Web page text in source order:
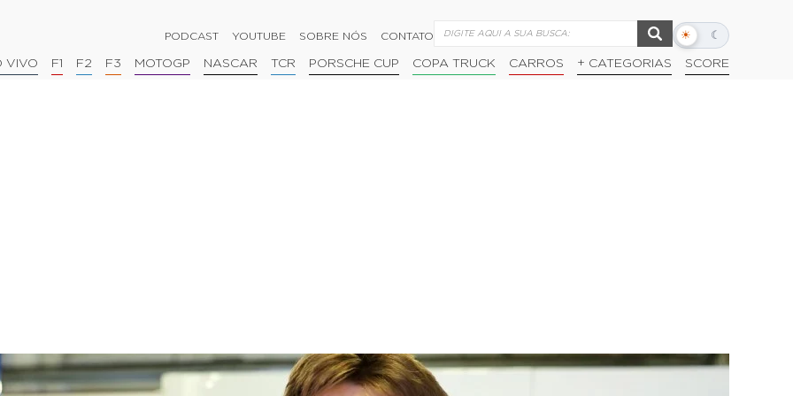
PODCAST YOUTUBE SOBRE NÓS CONTATO ☀ ☾
Alternar
escuro
VIVO F1 F2 F3 MOTOGP NASCAR TCR PORSCHE CUP COPA TRUCK CARROS + CATEGORIAS SCORE